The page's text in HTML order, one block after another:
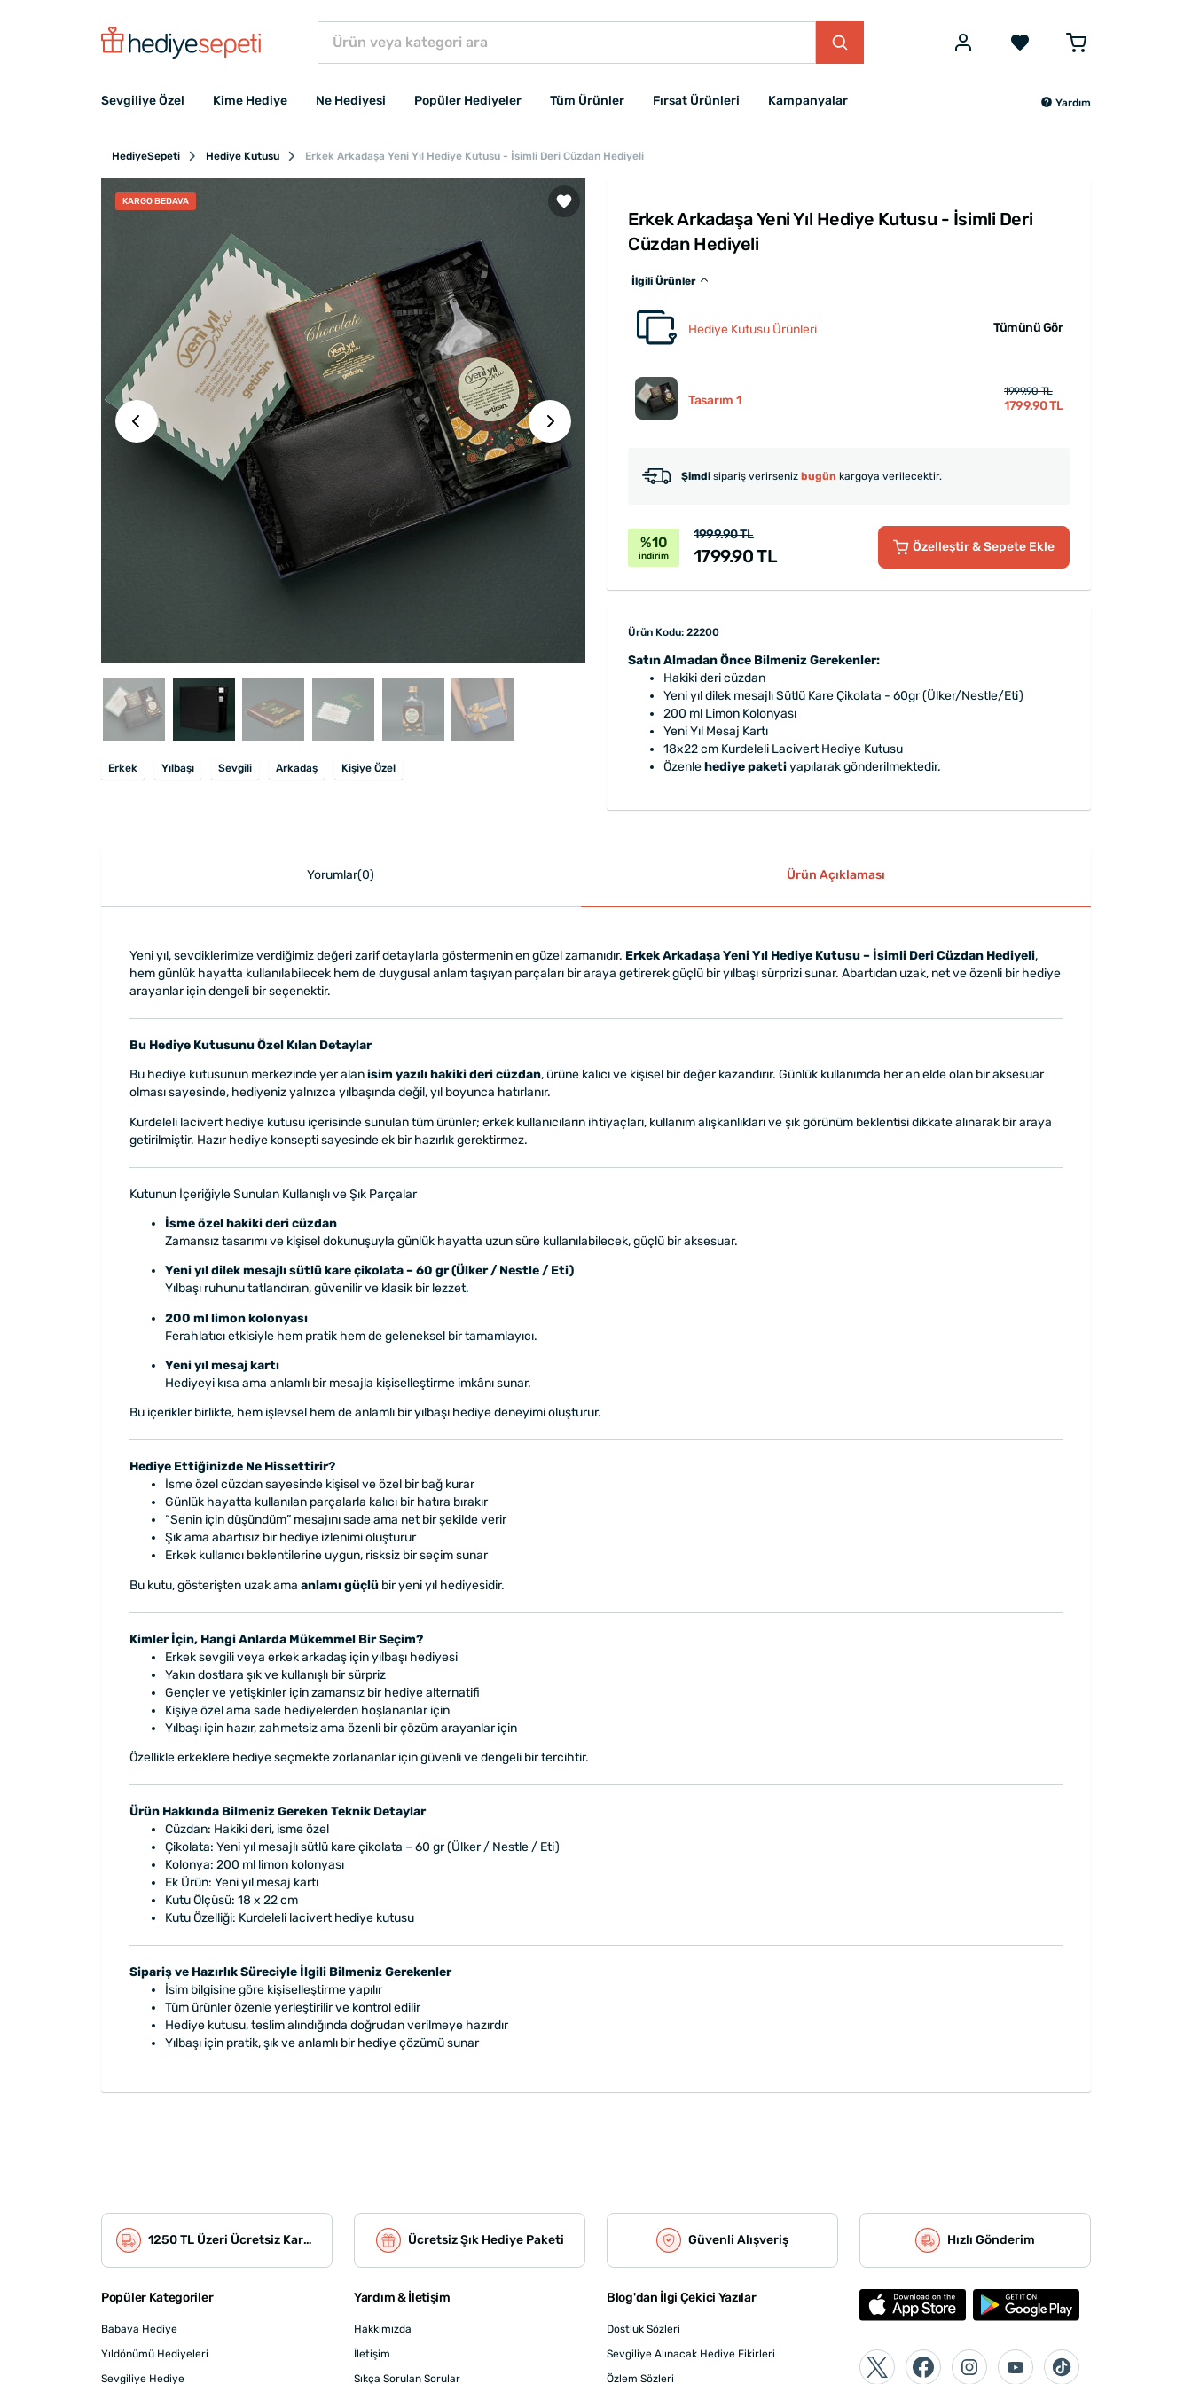
Sevgiliye Özel Kime Hediye Ne Hediyesi Popüler Hediyeler Tüm Ürünler Fırsat Ürünleri Kampanyalar Yardım
HediyeSepeti Hediye Kutusu Erkek Arkadaşa Yeni Yıl Hediye Kutusu - İsimli Deri Cüzdan Hediyeli
KARGO BEDAVA
Erkek Yılbaşı Sevgili Arkadaş Kişiye Özel
Erkek Arkadaşa Yeni Yıl Hediye Kutusu - İsimli Deri
Cüzdan Hediyeli
İlgili Ürünler
Hediye Kutusu Ürünleri Tümünü Gör
Tasarım 1
1999.90 TL
1799.90 TL
Şimdi sipariş verirseniz bugün kargoya verilecektir.
%10
indirim
1999.90 TL
1799.90 TL Özelleştir& Sepete Ekle
Ürün Kodu: 22200
Satın Almadan Önce Bilmeniz Gerekenler:
Hakiki deri cüzdan
Yeni yıl dilek mesajlı Sütlü Kare Çikolata - 60gr (Ülker/Nestle/Eti)
200 ml Limon Kolonyası
Yeni Yıl Mesaj Kartı
18x22 cm Kurdeleli Lacivert Hediye Kutusu
Özenlehediye paketiyapılarak gönderilmektedir.
Yorumlar(0) Ürün Açıklaması
Yeni yıl, sevdiklerimize verdiğimiz değeri zarif detaylarla göstermenin en güzel zamanıdır. Erkek Arkadaşa Yeni Yıl Hediye Kutusu – İsimli Deri Cüzdan Hediyeli,
hem günlük hayatta kullanılabilecek hem de duygusal anlam taşıyan parçaları bir araya getirerek güçlü bir yılbaşı sürprizi sunar. Abartıdan uzak, net ve özenli bir hediye
arayanlar için dengeli bir seçenektir.
Bu Hediye Kutusunu Özel Kılan Detaylar
Bu hediye kutusunun merkezinde yer alanisim yazılı hakiki deri cüzdan, ürüne kalıcı ve kişisel bir değer kazandırır. Günlük kullanımda her an elde olan bir aksesuar
olması sayesinde, hediyeniz yalnızca yılbaşında değil, yıl boyunca hatırlanır.
Kurdeleli lacivert hediye kutusu içerisinde sunulan tüm ürünler; erkek kullanıcıların ihtiyaçları, kullanım alışkanlıkları ve şık görünüm beklentisi dikkate alınarak bir araya
getirilmiştir. Hazır hediye konsepti sayesinde ek bir hazırlık gerektirmez.
Kutunun İçeriğiyle Sunulan Kullanışlı ve Şık Parçalar
İsme özel hakiki deri cüzdan
Zamansız tasarımı ve kişisel dokunuşuyla günlük hayatta uzun süre kullanılabilecek, güçlü bir aksesuar.
Yeni yıl dilek mesajlı sütlü kare çikolata – 60 gr (Ülker / Nestle / Eti)
Yılbaşı ruhunu tatlandıran, güvenilir ve klasik bir lezzet.
200 ml limon kolonyası
Ferahlatıcı etkisiyle hem pratik hem de geleneksel bir tamamlayıcı.
Yeni yıl mesaj kartı
Hediyeyi kısa ama anlamlı bir mesajla kişiselleştirme imkânı sunar.
Bu içerikler birlikte, hem işlevsel hem de anlamlı bir yılbaşı hediye deneyimi oluşturur.
Hediye Ettiğinizde Ne Hissettirir?
İsme özel cüzdan sayesinde kişisel ve özel bir bağ kurar
Günlük hayatta kullanılan parçalarla kalıcı bir hatıra bırakır
“Senin için düşündüm” mesajını sade ama net bir şekilde verir
Şık ama abartısız bir hediye izlenimi oluşturur
Erkek kullanıcı beklentilerine uygun, risksiz bir seçim sunar
Bu kutu, gösterişten uzak ama anlamı güçlü bir yeni yıl hediyesidir.
Kimler İçin, Hangi Anlarda Mükemmel Bir Seçim?
Erkek sevgili veya erkek arkadaş için yılbaşı hediyesi
Yakın dostlara şık ve kullanışlı bir sürpriz
Gençler ve yetişkinler için zamansız bir hediye alternatifi
Kişiye özel ama sade hediyelerden hoşlananlar için
Yılbaşı için hazır, zahmetsiz ama özenli bir çözüm arayanlar için
Özellikle erkeklere hediye seçmekte zorlananlar için güvenli ve dengeli bir tercihtir.
Ürün Hakkında Bilmeniz Gereken Teknik Detaylar
Cüzdan: Hakiki deri, isme özel
Çikolata: Yeni yıl mesajlı sütlü kare çikolata – 60 gr (Ülker / Nestle / Eti)
Kolonya: 200 ml limon kolonyası
Ek Ürün: Yeni yıl mesaj kartı
Kutu Ölçüsü: 18 x 22 cm
Kutu Özelliği: Kurdeleli lacivert hediye kutusu
Sipariş ve Hazırlık Süreciyle İlgili Bilmeniz Gerekenler
İsim bilgisine göre kişiselleştirme yapılır
Tüm ürünler özenle yerleştirilir ve kontrol edilir
Hediye kutusu, teslim alındığında doğrudan verilmeye hazırdır
Yılbaşı için pratik, şık ve anlamlı bir hediye çözümü sunar
1250 TL Üzeri Ücretsiz Kargo Ücretsiz Şık Hediye Paketi Güvenli Alışveriş Hızlı Gönderim
Popüler Kategoriler
Babaya Hediye
Yıldönümü Hediyeleri
Sevgiliye Hediye
Yardım & İletişim
Hakkımızda
İletişim
Sıkça Sorulan Sorular
Blog'dan İlgi Çekici Yazılar
Dostluk Sözleri
Sevgiliye Alınacak Hediye Fikirleri
Özlem Sözleri